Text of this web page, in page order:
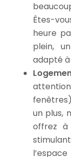
Êtes-
heure
plein,
adapté
un plus,
offrez à